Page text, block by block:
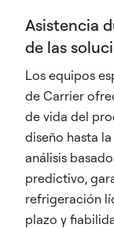
Asistencia
de las
Los equipos
de Carrier
de vida del
diseño hasta
análisis
predictivo,
refrigeración
plazo y